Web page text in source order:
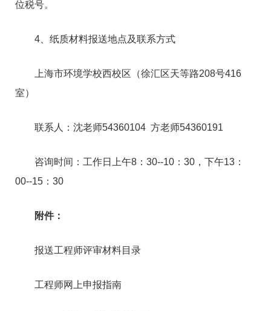
位税号。
4、纸质材料报送地点及联系方式
上海市环境学校西校区（徐汇区天等路208号416
室）
联系人：沈老师54360104 方老师54360191
咨询时间：工作日上午8：30--10：30，下午13：
00--15：30
附件：
报送工程师评审材料目录
工程师网上申报指南